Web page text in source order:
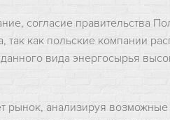
согласие правительства
так как польские компании
вида энергосырья
рынок, анализируя